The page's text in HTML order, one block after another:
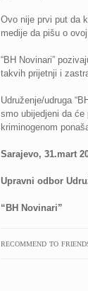
Ovo nije prvi put da
medije da pišu o
“BH Novinari”
takvih prijetnji i
Udruženje/udruga
smo ubijedjeni da
kriminogenom
Sarajevo, 31.mart
Upravni odbor
“BH Novinari”
RECOMMEND TO